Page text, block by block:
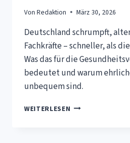
Von Redaktion März 30, 2026
Deutschland schrumpft,
Fachkräfte – schneller, als
Was das für die
bedeutet und warum
unbequem sind.
WEITERLESEN DIE